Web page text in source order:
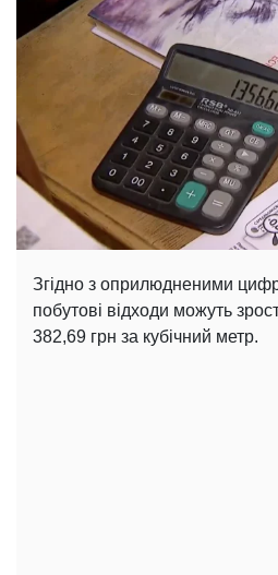
Згідно з оприлюдненими
побутові відходи можуть
382,69 грн за кубічний метр.